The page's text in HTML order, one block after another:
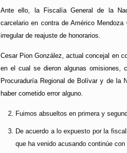
Ante ello, la Fiscalía General de la
carcelario en contra de Américo
irregular de reajuste de honorarios.
Cesar Pion González, actual concejal en
en el cual se dieron algunas omisiones,
Procuraduría Regional de Bolívar y de la
haber cometido error alguno.
Fuimos absueltos en primera y
De acuerdo a lo expuesto por la
que ha venido acusando continúe